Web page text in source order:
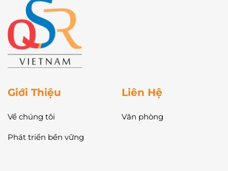
Giới Thiệu
Về chúng tôi
Phát triển bền vững
Liên Hệ
Văn phòng